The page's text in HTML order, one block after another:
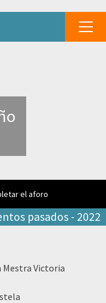
de Compostela
el aforo
pasados - 2022
Mestra Victoria